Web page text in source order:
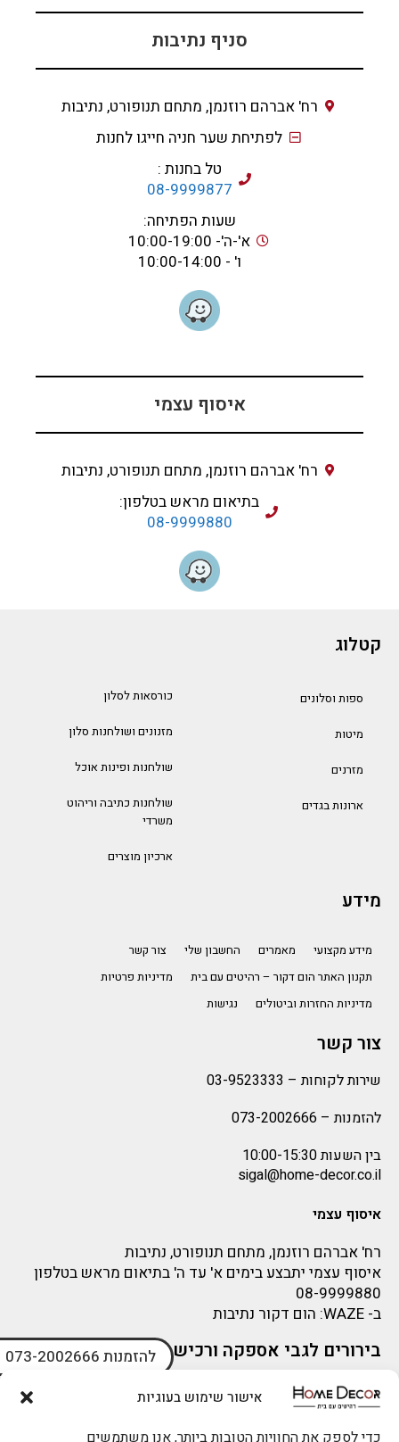
אישור שימוש בעוגיות
כדי לספק את החוויות הטובות ביותר, אנו משתמשים
סניף נתיבות
רח' אברהם רוזנמן, מתחם תנופורט, נתיבות
לפתיחת שער חניה חייגו לחנות
טל בחנות :
08-9999877
שעות הפתיחה:
א'-ה'- 10:00-19:00
ו' - 10:00-14:00
להזמנות 073-2002666
איסוף עצמי
רח' אברהם רוזנמן, מתחם תנופורט, נתיבות
בתיאום מראש בטלפון:
08-9999880
קטלוג
ספות וסלונים
מיטות
מזרנים
ארונות בגדים
כורסאות לסלון
מזנונים ושולחנות סלון
שולחנות ופינות אוכל
שולחנות כתיבה וריהוט
משרדי
ארכיון מוצרים
מידע
מידע מקצועי מאמרים החשבון שלי
צור קשר
תקנון האתר הום דקור – רהיטים עם בית
מדיניות פרטיות
מדיניות החזרות וביטולים
נגישות
צור קשר
שירות לקוחות – 03-9523333
להזמנות – 073-2002666
בין השעות 10:00-15:30
sigal@home-decor.co.il
איסוף עצמי
רח' אברהם רוזנמן, מתחם תנופורט, נתיבות
איסוף עצמי יתבצע בימים א' עד ה' בתיאום מראש בטלפון
08-9999880
ב- WAZE: הום דקור נתיבות
בירורים לגבי אספקה ורכישה
בירור לגבי אספקה -ניתן לפנות למייל:
sigal@home-decor.co.il
פניות לפני רכישה – ניתן לפנות למייל: omer@home-
decor.co.il